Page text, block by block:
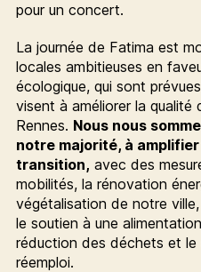
pour un concert.
La journée de Fatima est
locales ambitieuses en
écologique, qui sont
visent à améliorer la
Rennes. Nous nous
notre majorité, à
transition, avec des
mobilités, la rénovation
végétalisation de notre
le soutien à une
réduction des déchets et le
réemploi.